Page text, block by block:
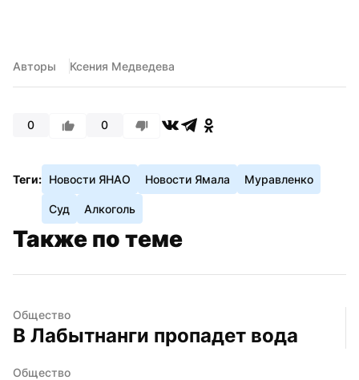
Авторы Ксения Медведева
0 0
Теги: Новости ЯНАО Новости Ямала Муравленко
Суд Алкоголь
Также по теме
Общество
В Лабытнанги пропадет вода
Общество